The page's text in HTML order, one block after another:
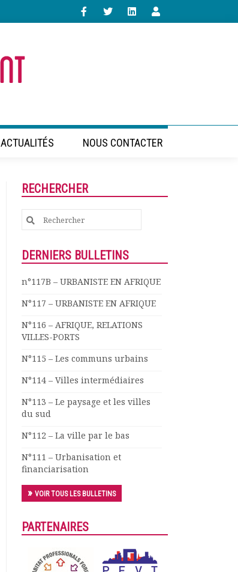
ACTUALITÉS NOUS CONTACTER
RECHERCHER
Search
for:
DERNIERS BULLETINS
n°117B – URBANISTE EN AFRIQUE
N°117 – URBANISTE EN AFRIQUE
N°116 – AFRIQUE, RELATIONS
VILLES-PORTS
N°115 – Les communs urbains
N°114 – Villes intermédiaires
N°113 – Le paysage et les villes
du sud
N°112 – La ville par le bas
N°111 – Urbanisation et
financiarisation
VOIR TOUS LES BULLETINS
PARTENAIRES